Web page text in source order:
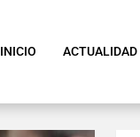
INICIO ACTUALIDAD